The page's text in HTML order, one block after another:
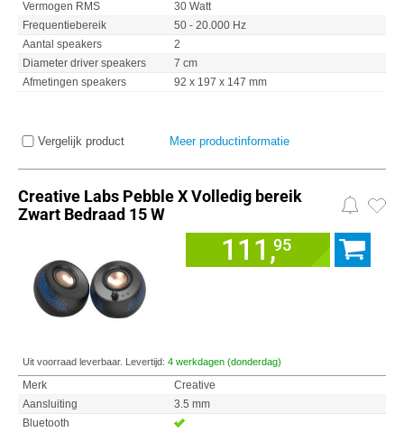
Vermogen RMS
30 Watt
Frequentiebereik
50 - 20.000 Hz
Aantal speakers
2
Diameter driver speakers
7 cm
Afmetingen speakers
92 x 197 x 147 mm
Vergelijk product Meer productinformatie
Creative Labs Pebble X Volledig bereik
Zwart Bedraad 15 W
111,95
Uit voorraad leverbaar. Levertijd: 4 werkdagen (donderdag)
Merk
Creative
Aansluiting
3.5 mm
Bluetooth